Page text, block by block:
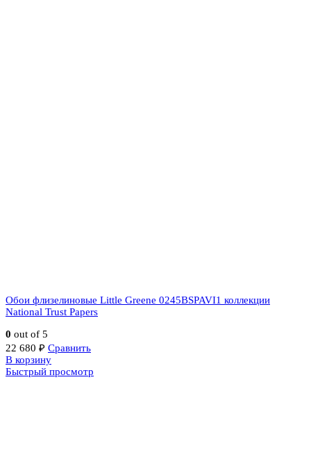
Обои флизелиновые Little Greene 0245BSPAVI1 коллекции
National Trust Papers
0 out of 5
22 680 ₽ Сравнить
В корзину
Быстрый просмотр